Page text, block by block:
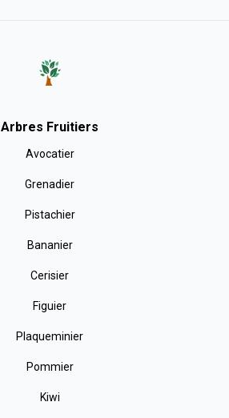
Arbres Fruitiers
Avocatier
Grenadier
Pistachier
Bananier
Cerisier
Figuier
Plaqueminier
Pommier
Kiwi